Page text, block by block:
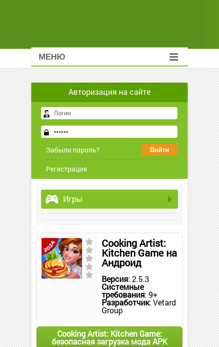
МЕНЮ
Авторизация на сайте
Забыли пароль?
Регистрация
Игры
Cooking Artist:
Kitchen Game на
Андроид
Версия: 2.5.3
Системные
требования: 9+
Разработчик: Vetard
Group
Cooking Artist: Kitchen Game:
безопасная загрузка мода APK